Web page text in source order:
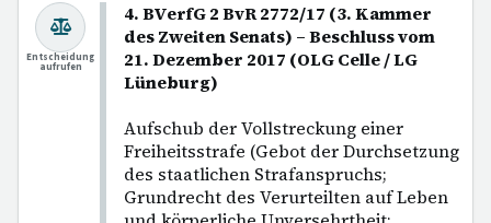
4. BVerfG 2 BvR 2772/17 (3. Kammer
des Zweiten Senats) – Beschluss vom
21. Dezember 2017 (OLG Celle / LG
Lüneburg)
Aufschub der Vollstreckung einer
Freiheitsstrafe (Gebot der Durchsetzung
des staatlichen Strafanspruchs;
Grundrecht des Verurteilten auf Leben
Entscheidung
aufrufen